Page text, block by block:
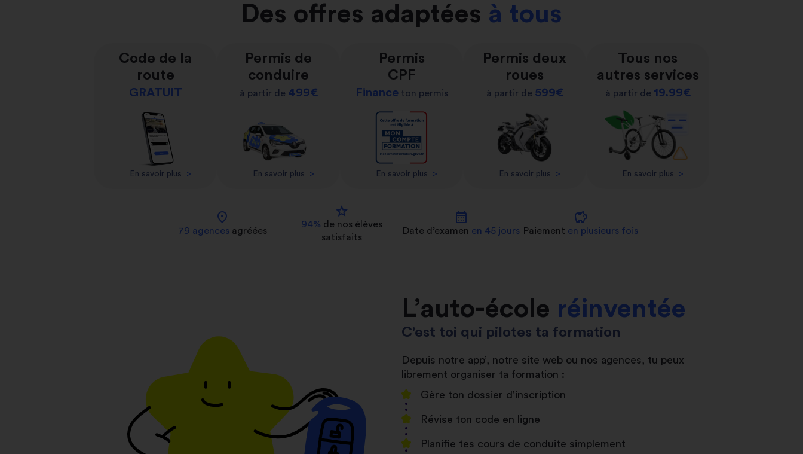
Des offres adaptées à tous
Code de la
route
GRATUIT
En savoir plus >
Permis de
conduire
à partir de 499€
En savoir plus >
Permis
CPF
Financeton permis
En savoir plus >
Permis deux
roues
à partir de 599€
En savoir plus >
Tous nos
autres services
à partir de 19.99€
En savoir plus >
location_on
79 agences agréées
star
94% de nos élèves
satisfaits
calendar_month
Date d’examen en 45 jours
savings
Paiement en plusieurs fois
L’auto-école réinventée
C'est toi qui pilotes ta formation
Depuis notre app’, notre site web ou nos agences, tu peux
librement organiser ta formation :
Gère ton dossier d’inscription
Révise ton code en ligne
Planifie tes cours de conduite simplement